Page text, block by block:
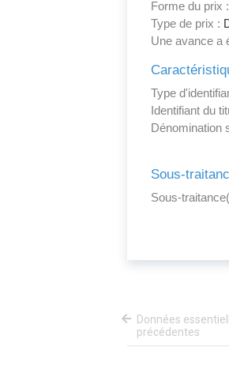
Forme du prix :
Type de prix :
Une avance a
Type
Identifiant du
Dénomination
Sous-
Sous-
Données
précédentes